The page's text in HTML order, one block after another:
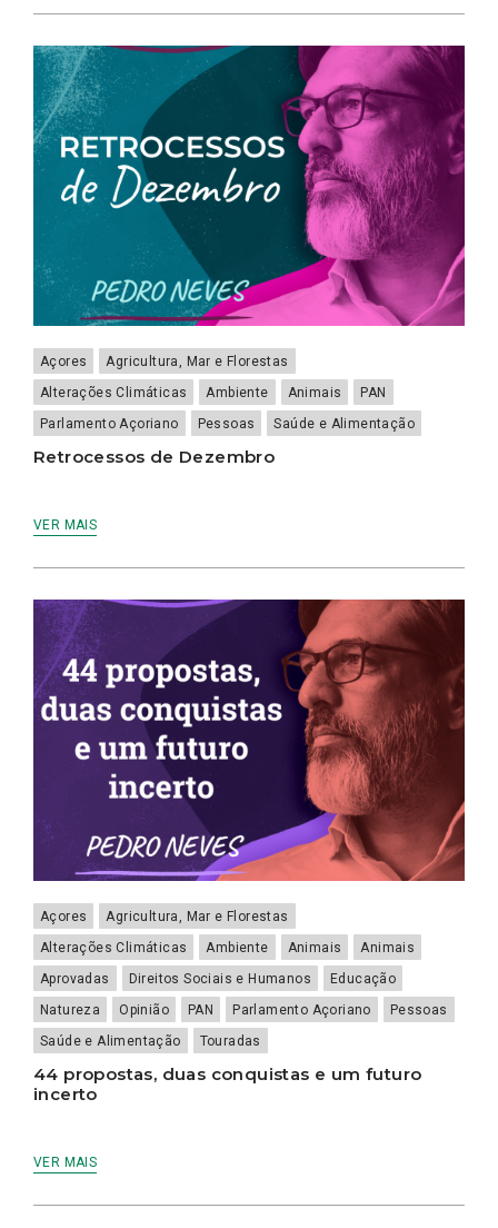
Açores
Agricultura, Mar e Florestas
Alterações Climáticas
Ambiente Animais
PAN
Parlamento Açoriano
Pessoas Saúde e Alimentação
Retrocessos de Dezembro
VER MAIS
Açores
Agricultura, Mar e Florestas
Alterações Climáticas
Ambiente Animais
Animais
Aprovadas
Direitos Sociais e Humanos
Educação
Natureza
Opinião PAN Parlamento Açoriano
Pessoas
Saúde e Alimentação
Touradas
44 propostas, duas conquistas e um futuro
incerto
VER MAIS